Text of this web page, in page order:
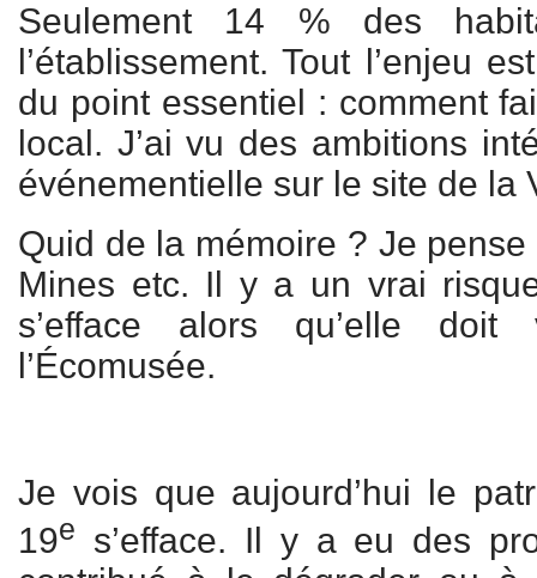
Seulement 14 % des
l’établissement. Tout l’enjeu
du point essentiel : comment
local. J’ai vu des ambitions
événementielle sur le site de la
Quid de la mémoire ? Je
Mines etc. Il y a un vrai
s’efface alors qu’elle
l’Écomusée.
Je vois que aujourd’hui le
19e
s’efface. Il y a eu des